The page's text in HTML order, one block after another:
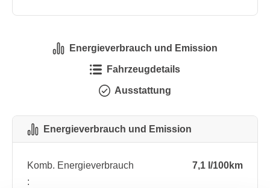
Energieverbrauch und Emission
Fahrzeugdetails
Ausstattung
Energieverbrauch und Emission
Komb. Energieverbrauch
:
7,1 l/100km